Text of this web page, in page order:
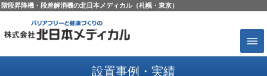
階段昇降機・段差解消機の北日本メディカル（札幌・東京）
設置事例・実績